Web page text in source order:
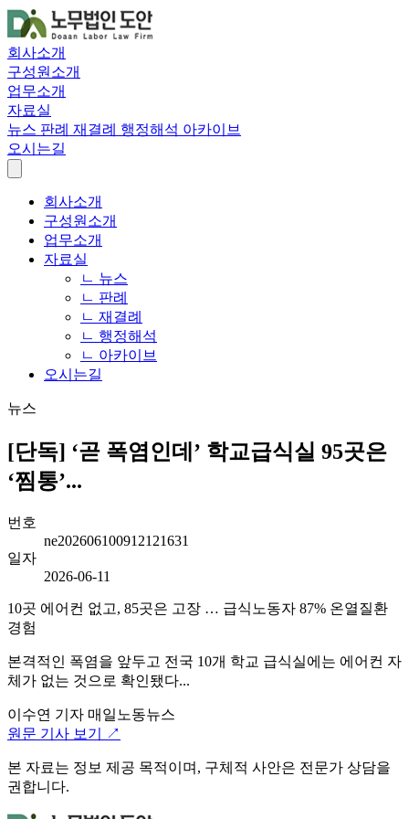
회사소개
구성원소개
업무소개
자료실
뉴스 판례 재결례 행정해석 아카이브
오시는길
회사소개
구성원소개
업무소개
자료실
ㄴ 뉴스
ㄴ 판례
ㄴ 재결례
ㄴ 행정해석
ㄴ 아카이브
오시는길
뉴스
[단독] ‘곧 폭염인데’ 학교급식실 95곳은
‘찜통’...
번호
ne202606100912121631
일자
2026-06-11
10곳 에어컨 없고, 85곳은 고장 … 급식노동자 87% 온열질환
경험
본격적인 폭염을 앞두고 전국 10개 학교 급식실에는 에어컨 자
체가 없는 것으로 확인됐다...
이수연 기자 매일노동뉴스
원문 기사 보기 ↗
본 자료는 정보 제공 목적이며, 구체적 사안은 전문가 상담을
권합니다.